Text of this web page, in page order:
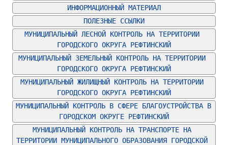
ИНФОРМАЦИОННЫЙ МАТЕРИАЛ
ПОЛЕЗНЫЕ ССЫЛКИ
МУНИЦИПАЛЬНЫЙ ЛЕСНОЙ КОНТРОЛЬ НА ТЕРРИТОРИИ
ГОРОДСКОГО ОКРУГА РЕФТИНСКИЙ
МУНИЦИПАЛЬНЫЙ ЗЕМЕЛЬНЫЙ КОНТРОЛЬ НА ТЕРРИТОРИИ
ГОРОДСКОГО ОКРУГА РЕФТИНСКИЙ
МУНИЦИПАЛЬНЫЙ ЖИЛИЩНЫЙ КОНТРОЛЬ НА ТЕРРИТОРИИ
ГОРОДСКОГО ОКРУГА РЕФТИНСКИЙ
МУНИЦИПАЛЬНЫЙ КОНТРОЛЬ В СФЕРЕ БЛАГОУСТРОЙСТВА В
ГОРОДСКОМ ОКРУГЕ РЕФТИНСКИЙ
МУНИЦИПАЛЬНЫЙ КОНТРОЛЬ НА ТРАНСПОРТЕ НА
ТЕРРИТОРИИ МУНИЦИПАЛЬНОГО ОБРАЗОВАНИЯ ГОРОДСКОЙ